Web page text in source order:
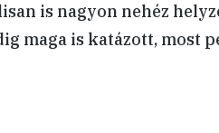
is nagyon nehéz
maga is katázott, most